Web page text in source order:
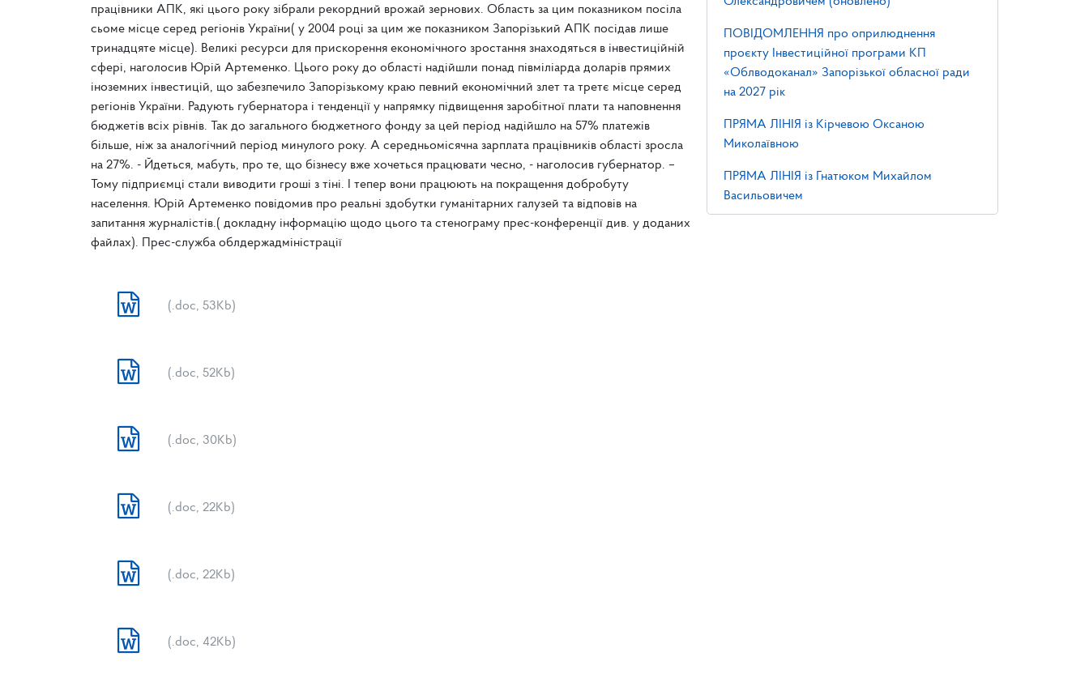
працівники АПК, які цього року зібрали рекордний врожай зернових. Область за цим показником посіла
сьоме місце серед регіонів України( у 2004 році за цим же показником Запорізький АПК посідав лише
тринадцяте місце). Великі ресурси для прискорення економічного зростання знаходяться в інвестиційній
сфері, наголосив Юрій Артеменко. Цього року до області надійшли понад півміліарда доларів прямих
іноземних інвестицій, що забезпечило Запорізькому краю певний економічний злет та третє місце серед
регіонів України. Радують губернатора і тенденції у напрямку підвищення заробітної плати та наповнення
бюджетів всіх рівнів. Так до загального бюджетного фонду за цей період надійшло на 57% платежів
більше, ніж за аналогічний період минулого року. А середньомісячна зарплата працівників області зросла
на 27%. - Йдеться, мабуть, про те, що бізнесу вже хочеться працювати чесно, - наголосив губернатор. –
Тому підприємці стали виводити гроші з тіні. І тепер вони працюють на покращення добробуту
населення. Юрій Артеменко повідомив про реальні здобутки гуманітарних галузей та відповів на
запитання журналістів.( докладну інформацію щодо цього та стенограму прес-конференції див. у доданих
файлах). Прес-служба облдержадміністрації
(.doc, 53Kb)
(.doc, 52Kb)
(.doc, 30Kb)
(.doc, 22Kb)
(.doc, 22Kb)
(.doc, 42Kb)
ПОВІДОМЛЕННЯ про оприлюднення
проєкту Інвестиційної програми КП
«Облводоканал» Запорізької обласної ради
на 2027 рік
ПРЯМА ЛІНІЯ із Кірчевою Оксаною
Миколаївною
ПРЯМА ЛІНІЯ із Гнатюком Михайлом
Васильовичем